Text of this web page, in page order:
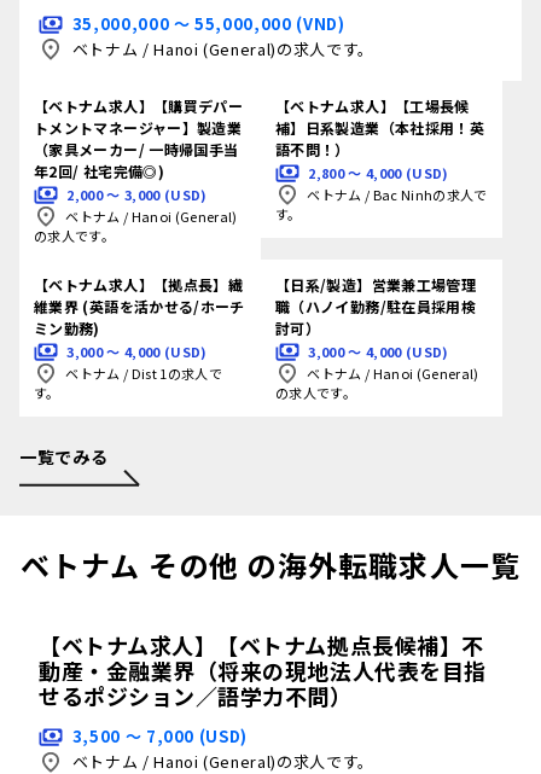
35,000,000 〜 55,000,000 (VND)
ベトナム /Hanoi (General)の求人です。
【ベトナム求人】【購買デパー
トメントマネージャー】製造業
（家具メーカー/ 一時帰国手当
年2回/ 社宅完備◎)
2,000 〜 3,000 (USD)
ベトナム /Hanoi (General)
の求人です。
【ベトナム求人】【工場長候
補】日系製造業（本社採用！英
語不問！）
2,800 〜 4,000 (USD)
ベトナム /Bac Ninhの求人で
す。
【ベトナム求人】【拠点長】繊
維業界 (英語を活かせる/ホーチ
ミン勤務)
3,000 〜 4,000 (USD)
ベトナム /Dist 1の求人で
す。
【日系/製造】営業兼工場管理
職（ハノイ勤務/駐在員採用検
討可）
3,000 〜 4,000 (USD)
ベトナム /Hanoi (General)
の求人です。
一覧でみる
ベトナム その他 の海外転職求人一覧
【ベトナム求人】【ベトナム拠点長候補】不
動産・金融業界（将来の現地法人代表を目指
せるポジション／語学力不問）
3,500 〜 7,000 (USD)
ベトナム /Hanoi (General)の求人です。